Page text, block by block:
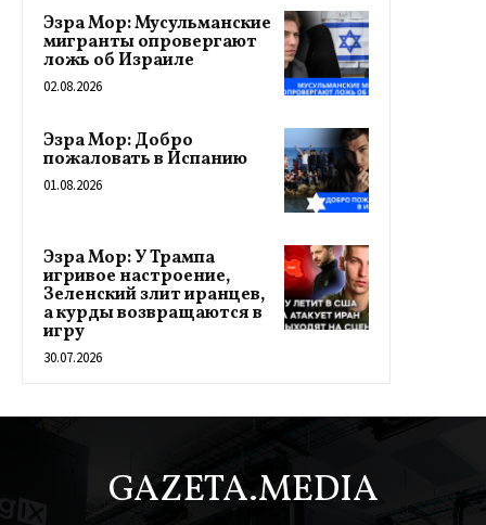
Эзра Мор: Мусульманские
мигранты опровергают
ложь об Израиле
02.08.2026
Эзра Мор: Добро
пожаловать в Испанию
01.08.2026
Эзра Мор: У Трампа
игривое настроение,
Зеленский злит иранцев,
а курды возвращаются в
игру
30.07.2026
GAZETA.MEDIA